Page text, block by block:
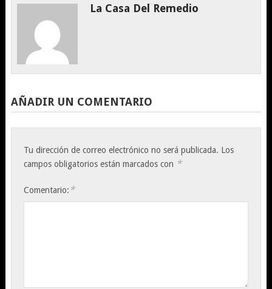
La Casa Del Remedio
AÑADIR UN COMENTARIO
Tu dirección de correo electrónico no será publicada. Los
campos obligatorios están marcados con *
Comentario: *